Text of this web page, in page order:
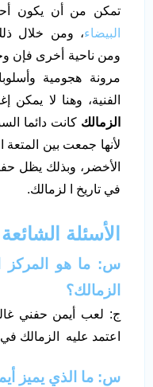
تمكن من أن يكون
البيضاء، ومن خلال
ومن ناحية أخرى فإن
مرونة هجومية
الفنية، وهنا لا يمكن
الزمالك كانت دائما
لأنها جمعت بين المتعة
الأخضر، وبذلك يظل
في تاريخ ا لزمالك.
الأسئلة الشائعة
س: ما هو المركز
الزمالك؟
ج: لعب أيمن حفني
اعتمد عليه الزمالك
س: ما الذي يميز